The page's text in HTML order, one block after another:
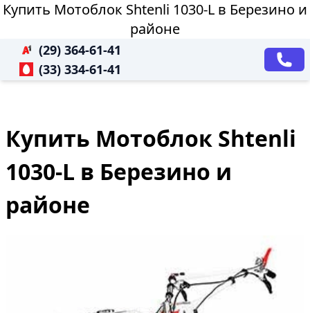
Купить Мотоблок Shtenli 1030-L в Березино и
районе
(29) 364-61-41
(33) 334-61-41
Купить Мотоблок Shtenli
1030-L в Березино и
районе